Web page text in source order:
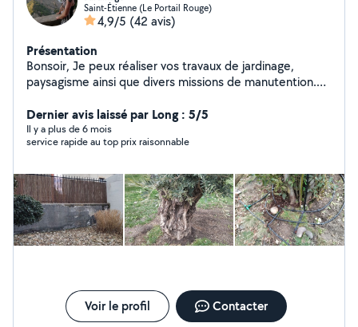
Saint-Étienne (Le Portail Rouge)
4,9/5 (42 avis)
Présentation
Bonsoir, Je peux réaliser vos travaux de jardinage,
paysagisme ainsi que divers missions de manutention.
Dernier avis laissé par Long : 5/5
Il y a plus de 6 mois
service rapide au top prix raisonnable
Voir le profil Contacter